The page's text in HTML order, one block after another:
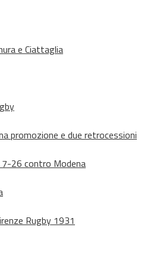
e Ciattaglia
promozione e due retrocessioni
7-26 contro Modena
Rugby 1931